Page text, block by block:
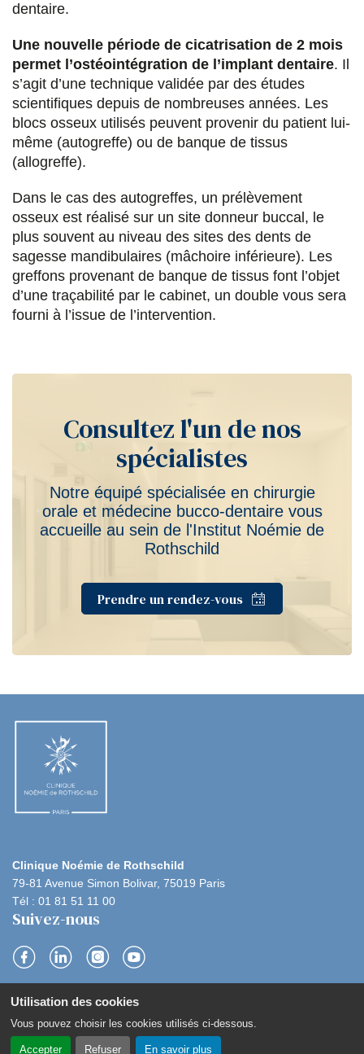
Utilisation des cookies
Vous pouvez choisir les cookies utilisés ci-dessous.
Accepter Refuser En savoir plus
dentaire.
Une nouvelle période de cicatrisation de 2 mois
permet l’ostéointégration de l’implant dentaire. Il
s’agit d’une technique validée par des études
scientifiques depuis de nombreuses années. Les
blocs osseux utilisés peuvent provenir du patient lui-
même (autogreffe) ou de banque de tissus
(allogreffe).
Dans le cas des autogreffes, un prélèvement
osseux est réalisé sur un site donneur buccal, le
plus souvent au niveau des sites des dents de
sagesse mandibulaires (mâchoire inférieure). Les
greffons provenant de banque de tissus font l’objet
d’une traçabilité par le cabinet, un double vous sera
fourni à l’issue de l’intervention.
Consultez l'un de nos
spécialistes
Notre équipé spécialisée en chirurgie
orale et médecine bucco-dentaire vous
accueille au sein de l'Institut Noémie de
Rothschild
Prendre un rendez-vous
Clinique Noémie de Rothschild
79-81 Avenue Simon Bolivar, 75019 Paris
Tél : 01 81 51 11 00
Suivez-nous
S
u
i
S
u
i
S
u
i
S
u
i
Navigation
sous
pied
Contact Plan du site
Politique de confidentialité
Mentions légales
Gestion des cookies